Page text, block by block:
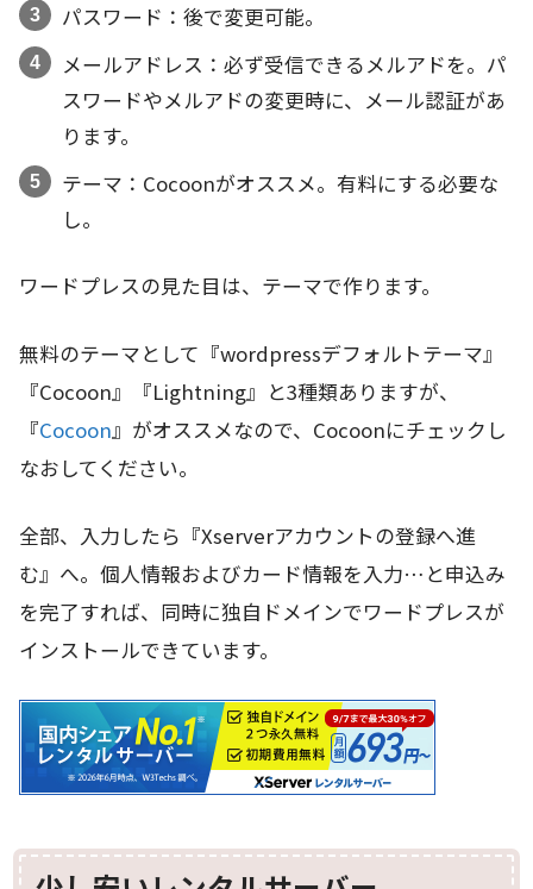
パスワード：後で変更可能。
メールアドレス：必ず受信できるメルアドを。パ
スワードやメルアドの変更時に、メール認証があ
ります。
テーマ：Cocoonがオススメ。有料にする必要な
し。
ワードプレスの見た目は、テーマで作ります。
無料のテーマとして『wordpressデフォルトテーマ』
『Cocoon』『Lightning』と3種類ありますが、
『Cocoon』がオススメなので、Cocoonにチェックし
なおしてください。
全部、入力したら『Xserverアカウントの登録へ進
む』へ。個人情報およびカード情報を入力…と申込み
を完了すれば、同時に独自ドメインでワードプレスが
インストールできています。